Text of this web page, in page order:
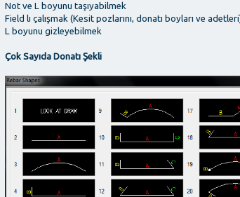
Not ve L boyunu taşıyabilmek
Field lı çalışmak (Kesit pozlarını, donatı boyları ve
L boyunu gizleyebilmek
Çok Sayıda Donatı Şekli